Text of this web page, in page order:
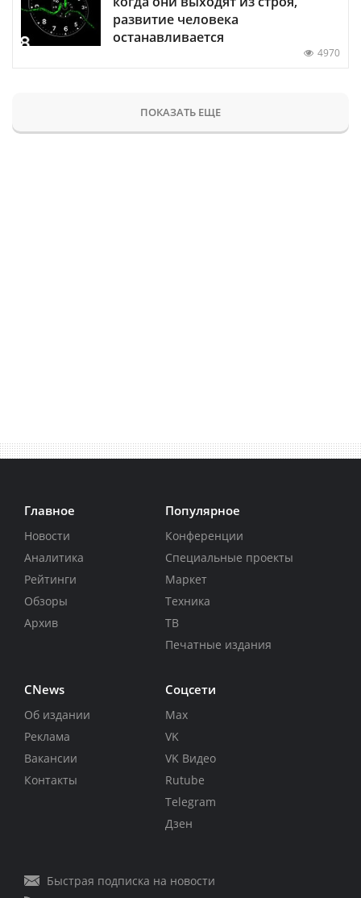
развитие человека
останавливается
4970
ПОКАЗАТЬ ЕЩЕ
Главное
Новости
Аналитика
Рейтинги
Обзоры
Архив
Популярное
Конференции
Специальные проекты
Маркет
Техника
ТВ
Печатные издания
CNews
Об издании
Реклама
Вакансии
Контакты
Соцсети
Max
VK
VK Видео
Rutube
Telegram
Дзен
Быстрая подписка на новости